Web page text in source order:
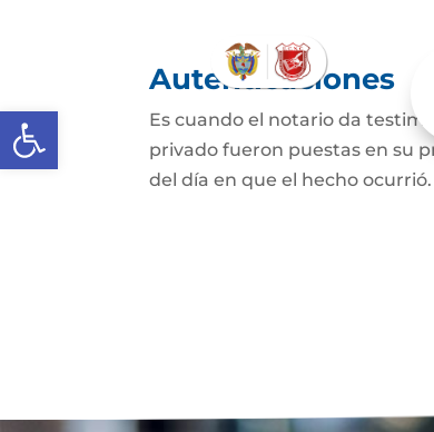
Abrir barra de herramientas
Autenticaciones
Es cuando el notario da
privado fueron puestas en su
del día en que el hecho